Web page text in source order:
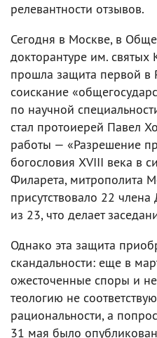
релевантности отзывов.
Сегодня в Москве, в
докторантуре им.
прошла защита первой в
соискание
по научной
стал протоиерей Павел
работы — «Разрешение
богословия XVIII века в
Филарета, митрополита
присутствовало 22
из 23, что делает
Однако эта защита
скандальности: еще в
ожесточенные споры и
теологию не
рациональности, а
31 мая было